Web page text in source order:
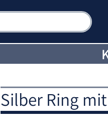
Silber Ring